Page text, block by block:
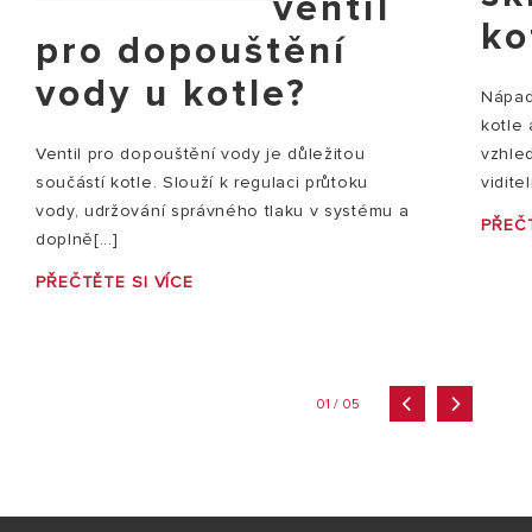
pro dopouštění
vody u kotle?
Ventil pro dopouštění vody je důležitou
součástí kotle. Slouží k regulaci průtoku
vody, udržování správného tlaku v systému a
doplně[...]
PŘEČTĚTE SI VÍCE
kotle
01 / 05